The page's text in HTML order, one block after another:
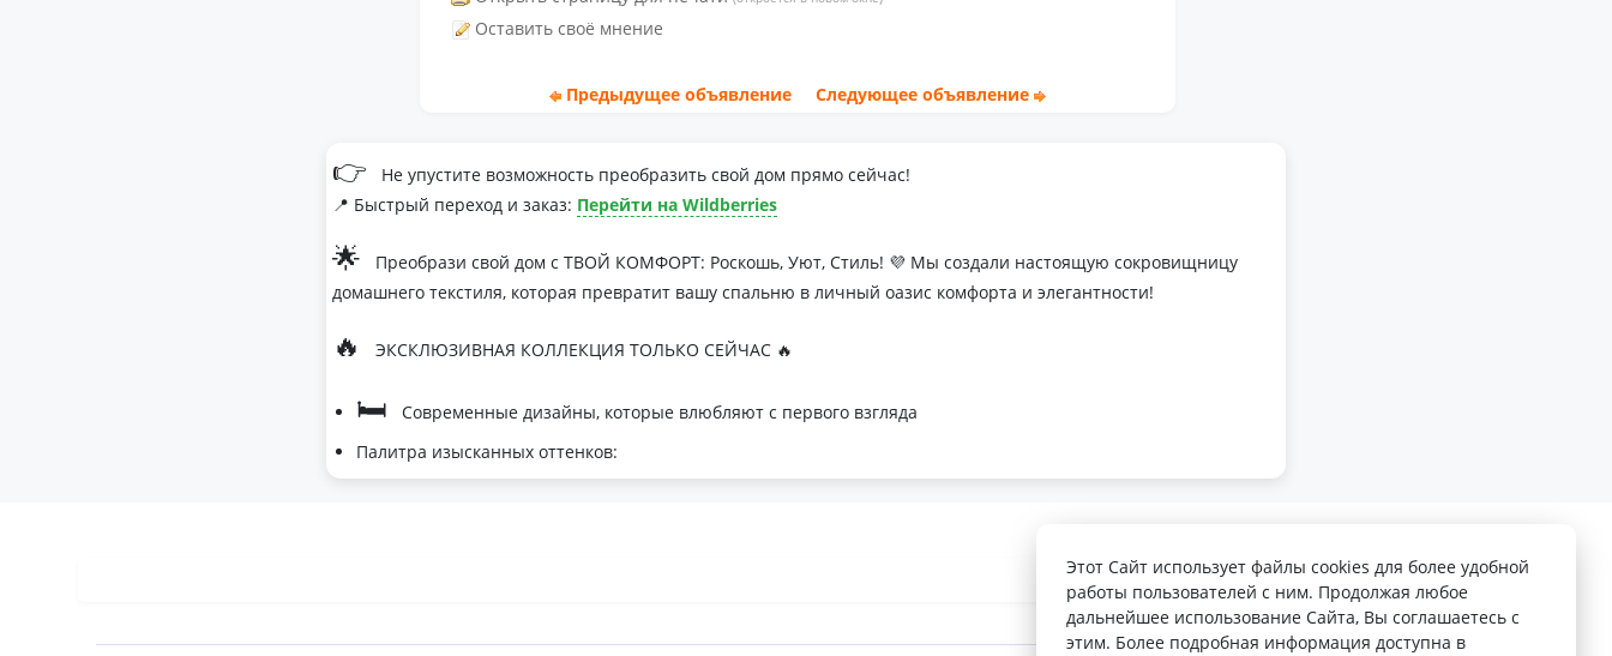
Оставить своё мнение
Предыдущее объявление Следующее объявление
👉
Не упустите возможность преобразить свой дом прямо сейчас!
📍 Быстрый переход и заказ: Перейти на Wildberries
🌟
Преобрази свой дом с ТВОЙ КОМФОРТ: Роскошь, Уют, Стиль! 💜 Мы создали настоящую сокровищницу
домашнего текстиля, которая превратит вашу спальню в личный оазис комфорта и элегантности!
🔥 ЭКСКЛЮЗИВНАЯ КОЛЛЕКЦИЯ ТОЛЬКО СЕЙЧАС 🔥
🛏
Современные дизайны, которые влюбляют с первого взгляда
Палитра изысканных оттенков:
- Натуральный шелк
Этот Сайт использует файлы cookies для более удобной
работы пользователей с ним. Продолжая любое
дальнейшее использование Сайта, Вы соглашаетесь с
этим. Более подробная информация доступна в